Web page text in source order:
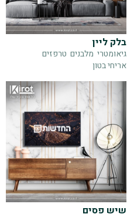
בלק ליין
גיאומטרי מלבנים טרפזים
אריחי בטון
שיש פסים